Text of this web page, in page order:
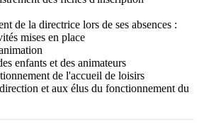
de la directrice lors de ses absences :
mises en place
enfants et des animateurs
de l'accueil de loisirs
et aux élus du fonctionnement du